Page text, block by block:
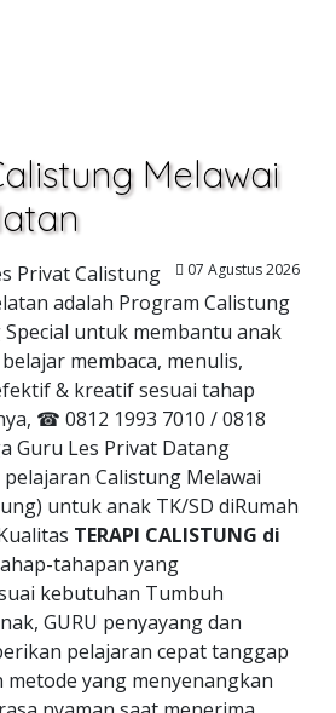
Melawai
07 Agustus 2026
Privat Calistung
adalah Program Calistung
untuk membantu anak
membaca, menulis,
& kreatif sesuai tahap
☎ 0812 1993 7010 / 0818
Guru Les Privat Datang
Calistung Melawai
untuk anak TK/SD diRumah
TERAPI CALISTUNG di
tahapan yang
kebutuhan Tumbuh
GURU penyayang dan
pelajaran cepat tanggap
yang menyenangkan